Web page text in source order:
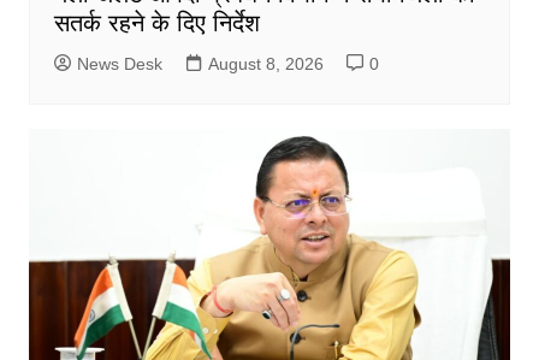
सतर्क रहने के दिए निर्देश
News Desk August 8, 2026 0